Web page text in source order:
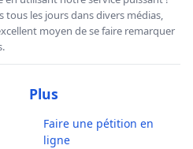
les jours dans divers médias,
moyen de se faire remarquer
Plus
Faire une pétition en
ligne